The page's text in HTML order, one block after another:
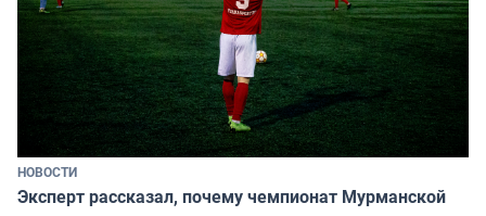
НОВОСТИ
Эксперт рассказал, почему чемпионат Мурманской